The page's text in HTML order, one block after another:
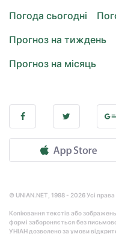
Погода сьогодні
Прогноз на тиждень
Прогноз на місяць
© UNIAN.NET, 1998 - 2026 Усі
Копіювання текстів або
формі забороняється без
УНІАН дозволено за умови